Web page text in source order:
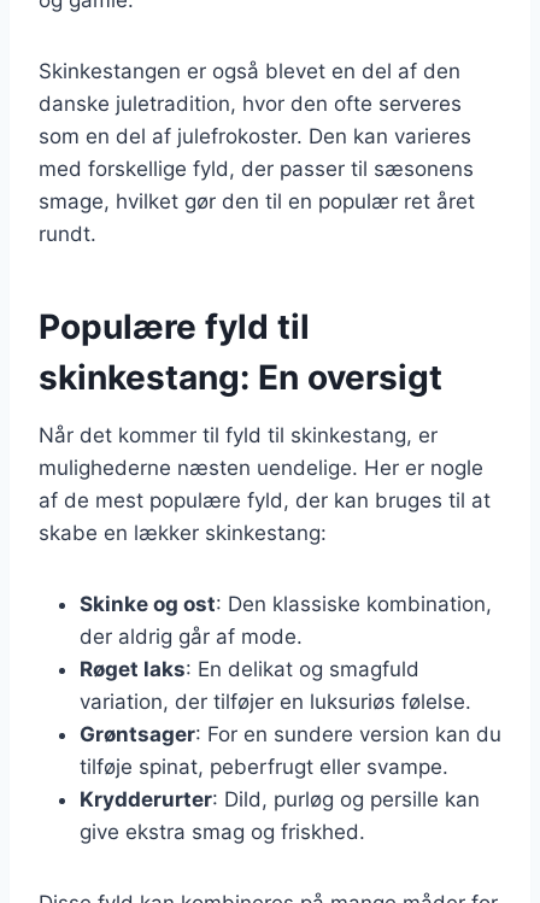
Skinkestangen er også blevet en del af den
danske juletradition, hvor den ofte serveres
som en del af julefrokoster. Den kan varieres
med forskellige fyld, der passer til sæsonens
smage, hvilket gør den til en populær ret året
rundt.
Populære fyld til
skinkestang: En oversigt
Når det kommer til fyld til skinkestang, er
mulighederne næsten uendelige. Her er nogle
af de mest populære fyld, der kan bruges til at
skabe en lækker skinkestang:
Skinke og ost: Den klassiske kombination,
der aldrig går af mode.
Røget laks: En delikat og smagfuld
variation, der tilføjer en luksuriøs følelse.
Grøntsager: For en sundere version kan du
tilføje spinat, peberfrugt eller svampe.
Krydderurter: Dild, purløg og persille kan
give ekstra smag og friskhed.